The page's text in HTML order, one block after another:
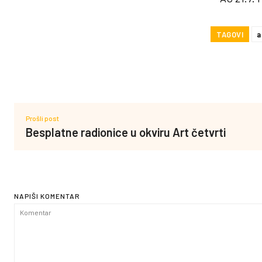
TAGOVI
Prošli post
Besplatne radionice u okviru Art četvrti
NAPIŠI KOMENTAR